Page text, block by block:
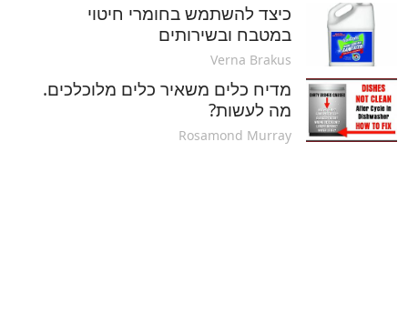
כיצד להשתמש בחומרי חיטוי
במטבח ובשירותים
Verna Brakus
מדיח כלים משאיר כלים מלוכלכים.
מה לעשות?
Rosamond Murray